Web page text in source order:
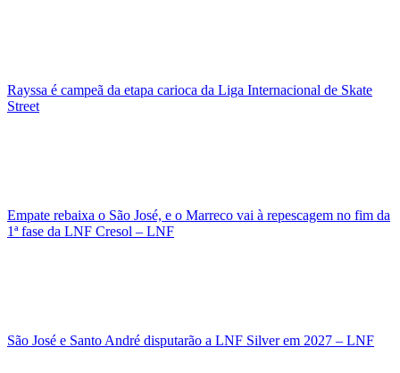
Rayssa é campeã da etapa carioca da Liga Internacional de Skate
Street
Empate rebaixa o São José, e o Marreco vai à repescagem no fim da
1ª fase da LNF Cresol – LNF
São José e Santo André disputarão a LNF Silver em 2027 – LNF